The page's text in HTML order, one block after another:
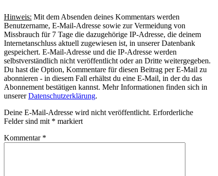
Hinweis: Mit dem Absenden deines Kommentars werden
Benutzername, E-Mail-Adresse sowie zur Vermeidung von
Missbrauch für 7 Tage die dazugehörige IP-Adresse, die deinem
Internetanschluss aktuell zugewiesen ist, in unserer Datenbank
gespeichert. E-Mail-Adresse und die IP-Adresse werden
selbstverständlich nicht veröffentlicht oder an Dritte weitergegeben.
Du hast die Option, Kommentare für diesen Beitrag per E-Mail zu
abonnieren - in diesem Fall erhältst du eine E-Mail, in der du das
Abonnement bestätigen kannst. Mehr Informationen finden sich in
unsererDatenschutzerklärung.
Deine E-Mail-Adresse wird nicht veröffentlicht. Erforderliche
Felder sind mit * markiert
Kommentar *